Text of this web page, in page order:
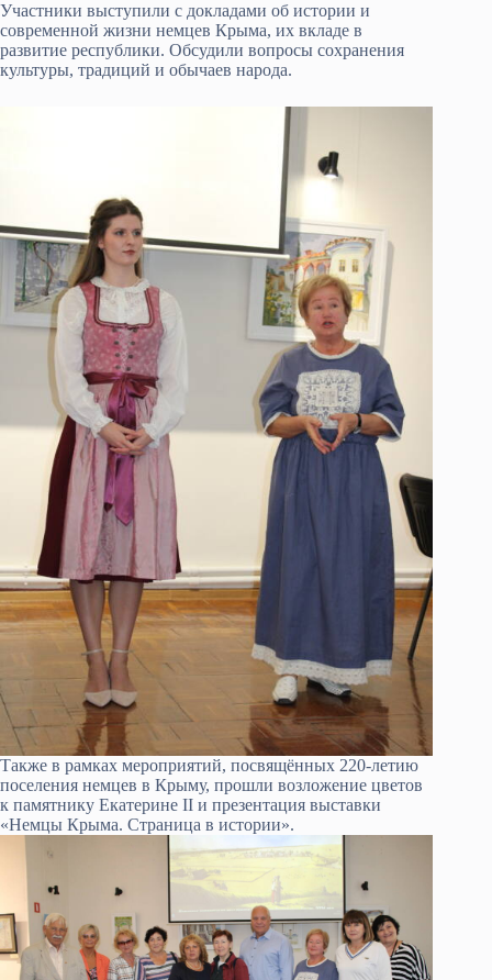
Участники выступили с докладами об истории и
современной жизни немцев Крыма, их вкладе в
развитие республики. Обсудили вопросы сохранения
культуры, традиций и обычаев народа.
Также в рамках мероприятий, посвящённых 220-летию
поселения немцев в Крыму, прошли возложение цветов
к памятнику Екатерине II и презентация выставки
«Немцы Крыма. Страница в истории».